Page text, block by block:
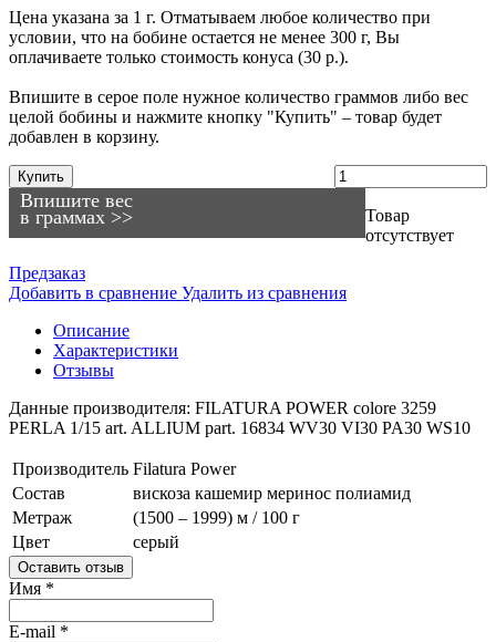
Цена указана за 1 г. Отматываем любое количество при
условии, что на бобине остается не менее 300 г, Вы
оплачиваете только стоимость конуса (30 р.).
Впишите в серое поле нужное количество граммов либо вес
целой бобины и нажмите кнопку "Купить" – товар будет
добавлен в корзину.
Впишите вес
в граммах >>
Купить
Товар
отсутствует
Предзаказ
Добавить в сравнение Удалить из сравнения
Описание
Характеристики
Отзывы
Данные производителя: FILATURA POWER colore 3259
PERLA 1/15 art. ALLIUM part. 16834 WV30 VI30 PA30 WS10
Производитель Filatura Power
Состав
вискоза кашемир меринос полиамид
Метраж
(1500 – 1999) м / 100 г
Цвет
серый
Оставить отзыв
Имя *
E-mail *